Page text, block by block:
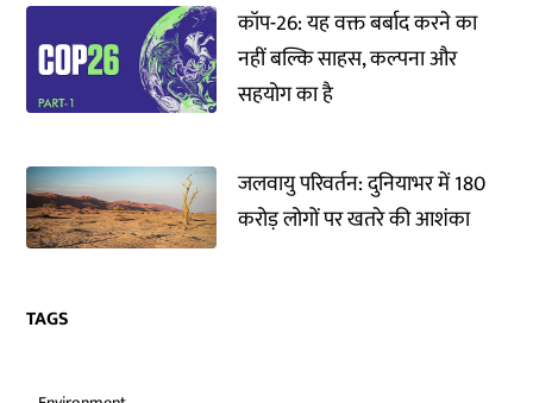
कॉप-26: यह वक्त बर्बाद करने का
नहीं बल्कि साहस, कल्पना और
सहयोग का है
जलवायु परिवर्तन: दुनियाभर में 180
करोड़ लोगों पर खतरे की आशंका
TAGS